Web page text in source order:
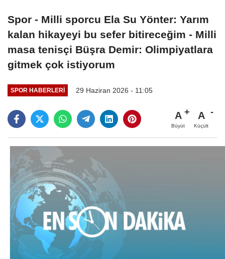
Spor - Milli sporcu Ela Su Yönter: Yarım
kalan hikayeyi bu sefer bitireceğim - Milli
masa tenisçi Büşra Demir: Olimpiyatlara
gitmek çok istiyorum
SPOR HABERLERI 29 Haziran 2026 - 11:05
A
Büyüt
A
Küçült